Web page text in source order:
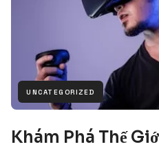
UNCATEGORIZED
Khám Phá Thế